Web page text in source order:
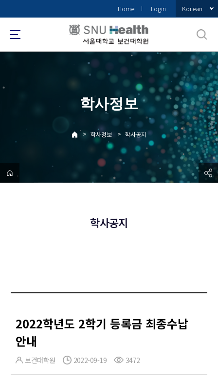
로
메
Home Login Korean
학사정보
> 학사정보 > 학사공지
학사공지
2022학년도 2학기 등록금 최종수납
안내
보건대학원 2022-09-19 3472